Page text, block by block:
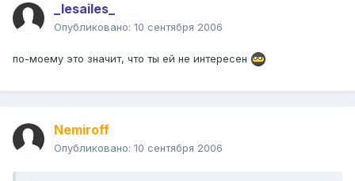
_lesailes_
Опубликовано: 10 сентября 2006
по-моему это значит, что ты ей не интересен
Nemiroff
Опубликовано: 10 сентября 2006